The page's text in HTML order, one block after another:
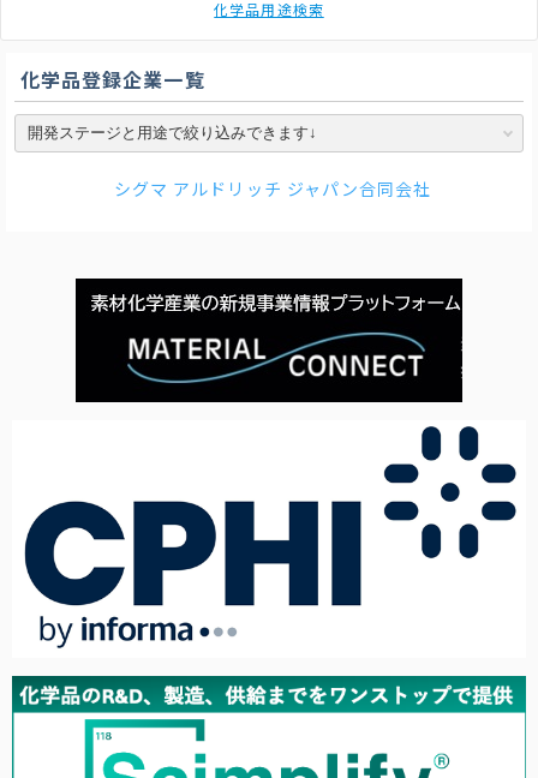
化学品用途検索
化学品登録企業一覧
シグマ アルドリッチ ジャパン合同会社